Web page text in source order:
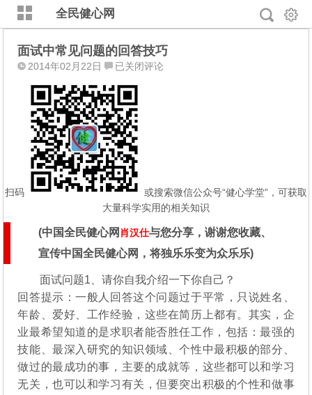
全民健心网
面试中常见问题的回答技巧
2014年02月22日
面
中
常
见
问
题
的
回
答
巧
已关闭评论
扫码
或搜索微信公众号“健心学堂”，可获取
大量科学实用的相关知识
(中国全民健心网 肖汉仕与您分享，谢谢您收藏、
宣传中国全民健心网，将独乐乐变为众乐乐)
面试问题1、请你自我介绍一下你自己？
回答提示：一般人回答这个问题过于平常，只说姓名、
年龄、爱好、工作经验，这些在简历上都有。其实，企
业最希望知道的是求职者能否胜任工作，包括：最强的
技能、最深入研究的知识领域、个性中最积极的部分、
做过的最成功的事，主要的成就等，这些都可以和学习
无关，也可以和学习有关，但要突出积极的个性和做事